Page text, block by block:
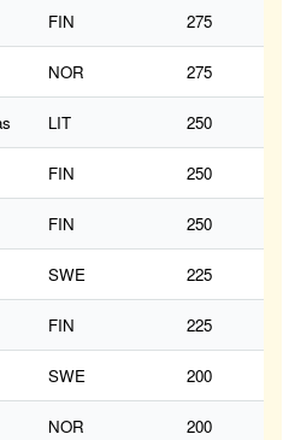
FIN 275
NOR 275
LIT 250
FIN 250
FIN 250
SWE 225
FIN 225
SWE 200
NOR 200